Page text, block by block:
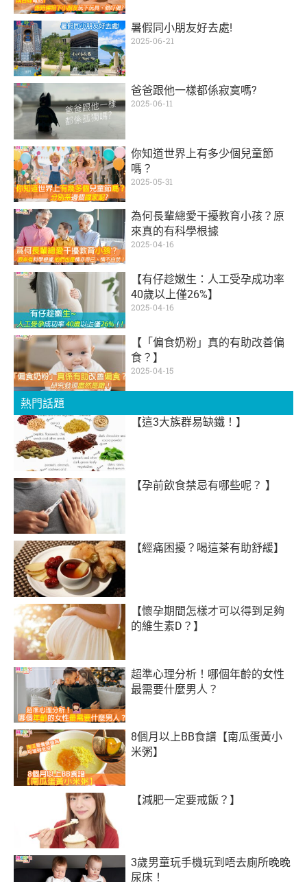
暑假同小朋友好去處!
2025-06-21
爸爸跟他一樣都係寂寞嗎?
2025-06-11
你知道世界上有多少個兒童節
嗎？
2025-05-31
為何長輩總愛干擾教育小孩？原
來真的有科學根據
2025-04-16
【有仔趁嫩生：人工受孕成功率
40歲以上僅26%】
2025-04-16
【「偏食奶粉」真的有助改善偏
食？】
2025-04-15
熱門話題
【這3大族群易缺鐵！】
【孕前飲食禁忌有哪些呢？ 】
【經痛困擾？喝這茶有助舒緩】
【懷孕期間怎樣才可以得到足夠
的維生素D？】
超準心理分析！哪個年齡的女性
最需要什麼男人？
8個月以上BB食譜【南瓜蛋黃小
米粥】
【減肥一定要戒飯？】
3歲男童玩手機玩到唔去廁所晚晚
尿床！